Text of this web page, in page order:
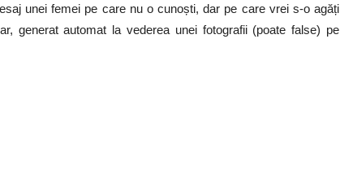
unei femei pe care nu o cunoști, dar pe care vrei s-o agăți
generat automat la vederea unei fotografii (poate false) pe